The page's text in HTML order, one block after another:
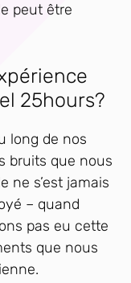
peut être
25hours?
long de nos
bruits que nous
ne s’est jamais
– quand
pas eu cette
que nous